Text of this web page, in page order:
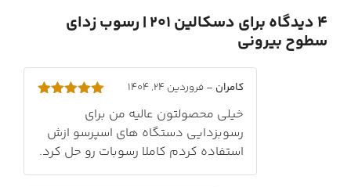
4 دیدگاه برای دسکالین 201 | رسوب زدای
سطوح بیرونی
5
کامران – فروردین 24, 1404
خیلی محصولتون عالیه من برای
رسوبزدایی دستگاه های اسپرسو ازش
استفاده کردم کاملا رسوبات رو حل کرد.